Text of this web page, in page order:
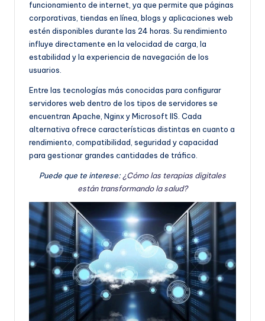
funcionamiento de internet, ya que permite que páginas
corporativas, tiendas en línea, blogs y aplicaciones web
estén disponibles durante las 24 horas. Su rendimiento
influye directamente en la velocidad de carga, la
estabilidad y la experiencia de navegación de los
usuarios.
Entre las tecnologías más conocidas para configurar
servidores web dentro de los tipos de servidores se
encuentran Apache, Nginx y Microsoft IIS. Cada
alternativa ofrece características distintas en cuanto a
rendimiento, compatibilidad, seguridad y capacidad
para gestionar grandes cantidades de tráfico.
Puede que te interese:¿Cómo las terapias digitales
están transformando la salud?